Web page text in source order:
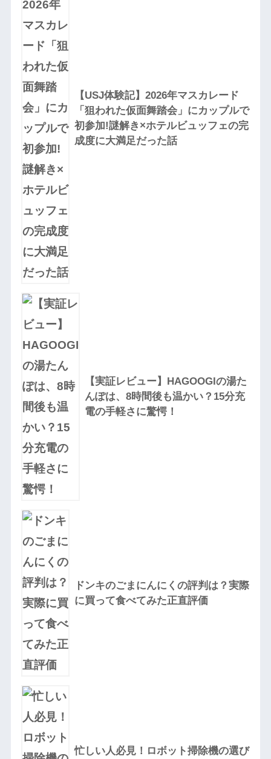
【USJ体験記】2026年マスカレード
「狙われた仮面舞踏会」にカップルで
初参加!謎解き×ホテルビュッフェの完
成度に大満足だった話
【実証レビュー】HAGOOGIの湯た
んぽは、8時間後も温かい？15分充
電の手軽さに驚愕！
ドンキのごまにんにくの評判は？実際
に買って食べてみた正直評価
忙しい人必見！ロボット掃除機の選び